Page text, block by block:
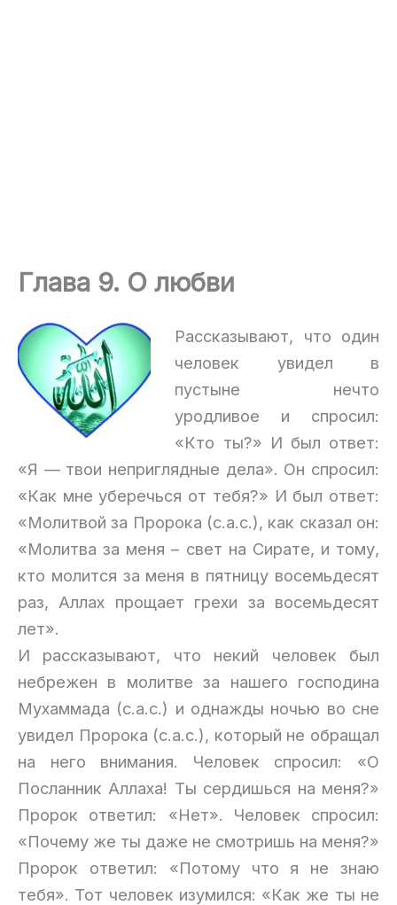
Глава 9. О любви
Рассказывают, что один
человек увидел в
пустыне нечто
уродливое и спросил:
«Кто ты?» И был ответ:
«Я — твои неприглядные дела». Он спросил:
«Как мне уберечься от тебя?» И был ответ:
«Молитвой за Пророка (с.а.с.), как сказал он:
«Молитва за меня – свет на Сирате, и тому,
кто молится за меня в пятницу восемьдесят
раз, Аллах прощает грехи за восемьдесят
лет».
И рассказывают, что некий человек был
небрежен в молитве за нашего господина
Мухаммада (с.а.с.) и однажды ночью во сне
увидел Пророка (с.а.с.), который не обращал
на него внимания. Человек спросил: «О
Посланник Аллаха! Ты сердишься на меня?»
Пророк ответил: «Нет». Человек спросил:
«Почему же ты даже не смотришь на меня?»
Пророк ответил: «Потому что я не знаю
тебя». Тот человек изумился: «Как же ты не